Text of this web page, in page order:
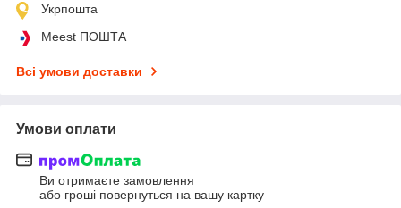
Укрпошта
Meest ПОШТА
Всі умови доставки
Умови оплати
Ви отримаєте замовлення
або гроші повернуться на вашу картку